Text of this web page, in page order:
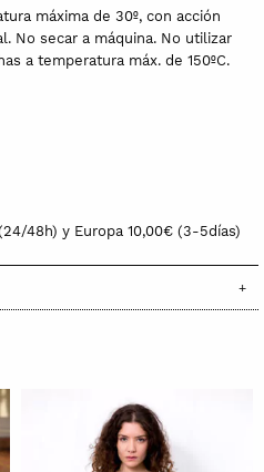
máxima de 30º, con acción
No secar a máquina. No utilizar
a temperatura máx. de 150ºC.
48h) y Europa 10,00€ (3-5días)